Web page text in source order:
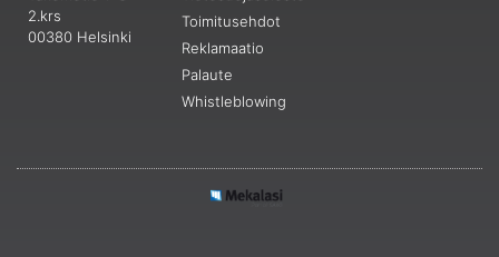
2.krs
00380 Helsinki
Toimitusehdot
Reklamaatio
Palaute
Whistleblowing